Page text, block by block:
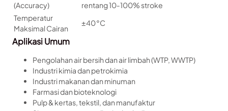
(Accuracy)
rentang 10‑100% stroke
Temperatur
Maksimal Cairan
±40 °C
Aplikasi Umum
Pengolahan air bersih dan air limbah (WTP, WWTP)
Industri kimia dan petrokimia
Industri makanan dan minuman
Farmasi dan bioteknologi
Pulp & kertas, tekstil, dan manufaktur